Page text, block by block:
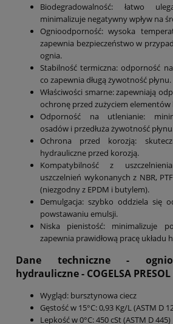
Biodegradowalność: łatwo
minimalizuje negatywny wpływ na
Ognioodporność: wysoka
zapewnia bezpieczeństwo w
ognia.
Stabilność termiczna: odporność
co zapewnia długą żywotność płynu.
Właściwości smarne: zapewniają
ochronę przed zużyciem
Odporność na utlenianie:
osadów i przedłuża żywotność
Ochrona przed korozją:
hydrauliczne przed korozją.
Kompatybilność z
uszczelnień wykonanych z NBR,
(niezgodny z EPDM i butylem).
Demulgacja: szybko oddziela się
powstawaniu emulsji.
Niska pienistość: minimalizuje
zapewnia prawidłową pracę układu
Dane techniczne -
hydrauliczne - COGELSA
Wygląd: bursztynowa ciecz
Gęstość w 15°C: 0,93 Kg/L (ASTM D
Lepkość w 0°C: 450 cSt (ASTM D 445)